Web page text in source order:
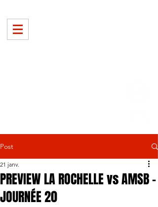
Post
PREVIEW LA ROCHELLE vs AMSB -
JOURNÉE 20
21 janv.